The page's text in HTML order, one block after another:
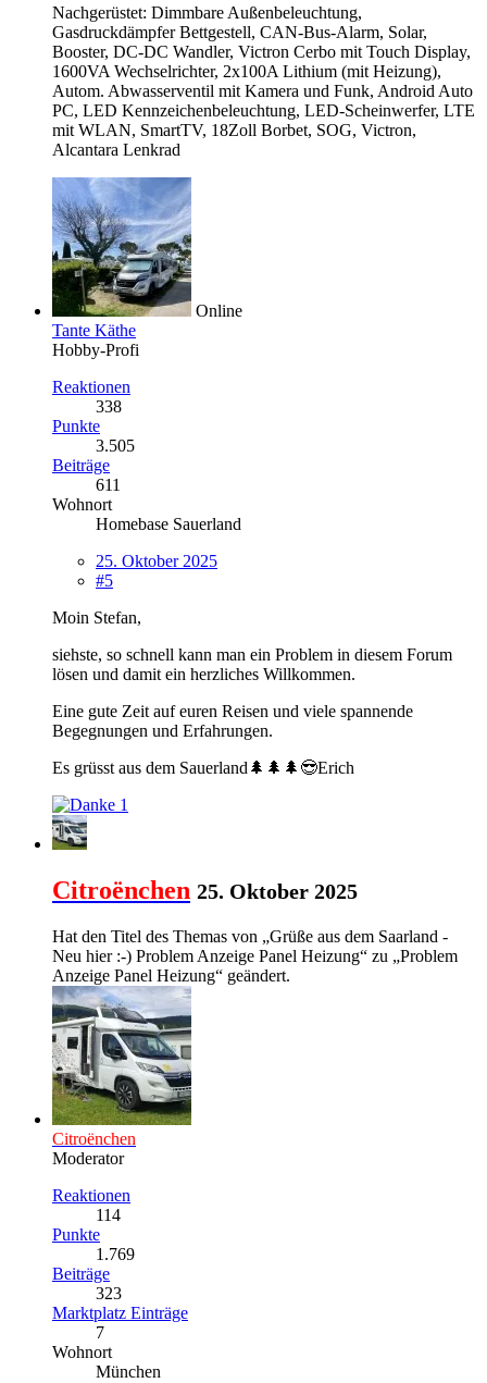
Nachgerüstet: Dimmbare Außenbeleuchtung,
Gasdruckdämpfer Bettgestell, CAN-Bus-Alarm, Solar,
Booster, DC-DC Wandler, Victron Cerbo mit Touch Display,
1600VA Wechselrichter, 2x100A Lithium (mit Heizung),
Autom. Abwasserventil mit Kamera und Funk, Android Auto
PC, LED Kennzeichenbeleuchtung, LED-Scheinwerfer, LTE
mit WLAN, SmartTV, 18Zoll Borbet, SOG, Victron,
Alcantara Lenkrad
Online
Tante Käthe
Hobby-Profi
Reaktionen
338
Punkte
3.505
Beiträge
611
Wohnort
Homebase Sauerland
25. Oktober 2025
#5
Moin Stefan,
siehste, so schnell kann man ein Problem in diesem Forum
lösen und damit ein herzliches Willkommen.
Eine gute Zeit auf euren Reisen und viele spannende
Begegnungen und Erfahrungen.
Es grüsst aus dem Sauerland🌲🌲🌲😎Erich
1
Citroënchen 25. Oktober 2025
Hat den Titel des Themas von „Grüße aus dem Saarland -
Neu hier :-) Problem Anzeige Panel Heizung“ zu „Problem
Anzeige Panel Heizung“ geändert.
Citroënchen
Moderator
Reaktionen
114
Punkte
1.769
Beiträge
323
Marktplatz Einträge
7
Wohnort
München